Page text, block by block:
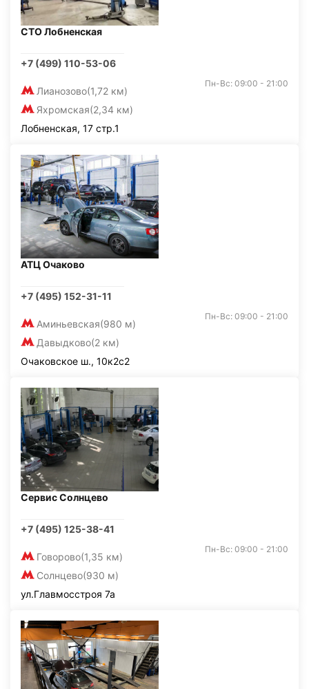
СТО Лобненская
+7 (499) 110-53-06
Лианозово(1,72 км)
Яхромская(2,34 км)
Пн-Вс: 09:00 - 21:00
Лобненская, 17 стр.1
АТЦ Очаково
+7 (495) 152-31-11
Аминьевская(980 м)
Давыдково(2 км)
Пн-Вс: 09:00 - 21:00
Очаковское ш., 10к2с2
Сервис Солнцево
+7 (495) 125-38-41
Говорово(1,35 км)
Солнцево(930 м)
Пн-Вс: 09:00 - 21:00
ул.Главмосстроя 7а